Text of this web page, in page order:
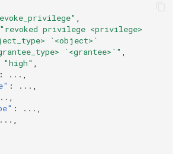
"revoked privilege <privilege>
`<object>`
`<grantee>`"
"high"
: ...
: ...
: ...
...